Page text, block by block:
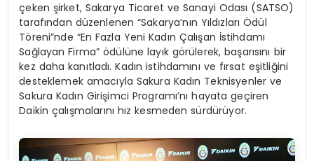
çeken şirket, Sakarya Ticaret ve Sanayi Odası (SATSO)
tarafından düzenlenen “Sakarya’nın Yıldızları Ödül
Töreni”nde “En Fazla Yeni Kadın Çalışan İstihdamı
Sağlayan Firma” ödülüne layık görülerek, başarısını bir
kez daha kanıtladı. Kadın istihdamını ve fırsat eşitliğini
desteklemek amacıyla Sakura Kadın Teknisyenler ve
Sakura Kadın Girişimci Programı’nı hayata geçiren
Daikin çalışmalarını hız kesmeden sürdürüyor.